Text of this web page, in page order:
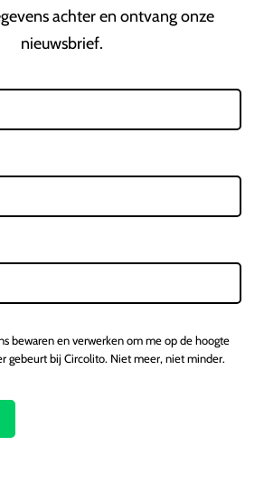
achter en ontvang onze
nieuwsbrief.
bewaren en verwerken om me op de hoogte
gebeurt bij Circolito. Niet meer, niet minder.